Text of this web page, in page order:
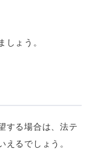
しょう。
する場合は、法テ
えるでしょう。